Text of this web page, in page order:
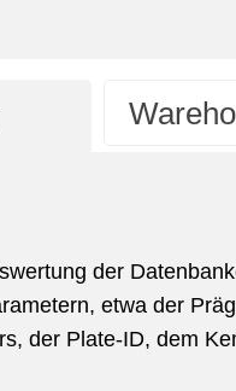
der
etwa der
der Plate-ID, dem